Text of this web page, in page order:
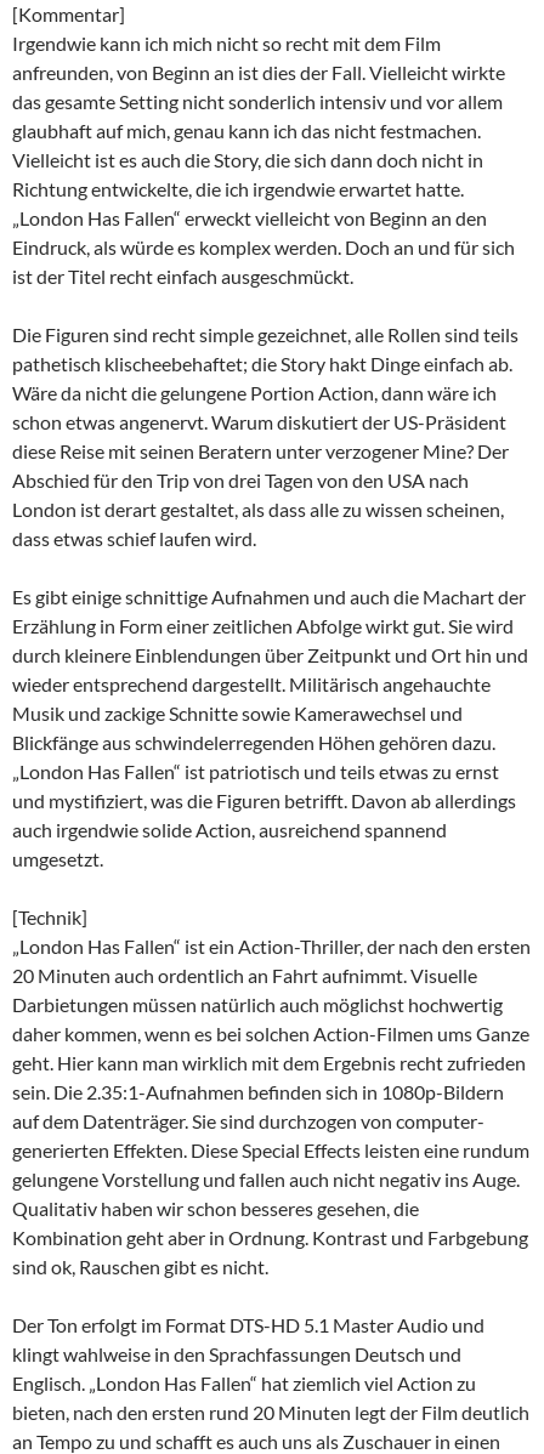
[Kommentar]
Irgendwie kann ich mich nicht so recht mit dem Film
anfreunden, von Beginn an ist dies der Fall. Vielleicht wirkte
das gesamte Setting nicht sonderlich intensiv und vor allem
glaubhaft auf mich, genau kann ich das nicht festmachen.
Vielleicht ist es auch die Story, die sich dann doch nicht in
Richtung entwickelte, die ich irgendwie erwartet hatte.
„London Has Fallen“ erweckt vielleicht von Beginn an den
Eindruck, als würde es komplex werden. Doch an und für sich
ist der Titel recht einfach ausgeschmückt.
Die Figuren sind recht simple gezeichnet, alle Rollen sind teils
pathetisch klischeebehaftet; die Story hakt Dinge einfach ab.
Wäre da nicht die gelungene Portion Action, dann wäre ich
schon etwas angenervt. Warum diskutiert der US-Präsident
diese Reise mit seinen Beratern unter verzogener Mine? Der
Abschied für den Trip von drei Tagen von den USA nach
London ist derart gestaltet, als dass alle zu wissen scheinen,
dass etwas schief laufen wird.
Es gibt einige schnittige Aufnahmen und auch die Machart der
Erzählung in Form einer zeitlichen Abfolge wirkt gut. Sie wird
durch kleinere Einblendungen über Zeitpunkt und Ort hin und
wieder entsprechend dargestellt. Militärisch angehauchte
Musik und zackige Schnitte sowie Kamerawechsel und
Blickfänge aus schwindelerregenden Höhen gehören dazu.
„London Has Fallen“ ist patriotisch und teils etwas zu ernst
und mystifiziert, was die Figuren betrifft. Davon ab allerdings
auch irgendwie solide Action, ausreichend spannend
umgesetzt.
[Technik]
„London Has Fallen“ ist ein Action-Thriller, der nach den ersten
20 Minuten auch ordentlich an Fahrt aufnimmt. Visuelle
Darbietungen müssen natürlich auch möglichst hochwertig
daher kommen, wenn es bei solchen Action-Filmen ums Ganze
geht. Hier kann man wirklich mit dem Ergebnis recht zufrieden
sein. Die 2.35:1-Aufnahmen befinden sich in 1080p-Bildern
auf dem Datenträger. Sie sind durchzogen von computer-
generierten Effekten. Diese Special Effects leisten eine rundum
gelungene Vorstellung und fallen auch nicht negativ ins Auge.
Qualitativ haben wir schon besseres gesehen, die
Kombination geht aber in Ordnung. Kontrast und Farbgebung
sind ok, Rauschen gibt es nicht.
Der Ton erfolgt im Format DTS-HD 5.1 Master Audio und
klingt wahlweise in den Sprachfassungen Deutsch und
Englisch. „London Has Fallen“ hat ziemlich viel Action zu
bieten, nach den ersten rund 20 Minuten legt der Film deutlich
an Tempo zu und schafft es auch uns als Zuschauer in einen